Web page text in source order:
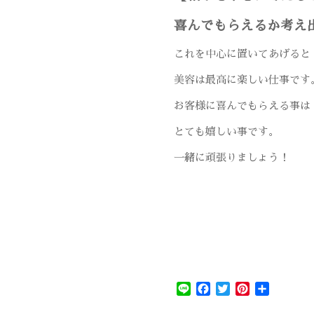
喜んでもらえるか考え
これを中心に置いてあげると
美容は最高に楽しい仕事です
お客様に喜んでもらえる事は
とても嬉しい事です。
一緒に頑張りましょう！
Line Facebook
TwitterPinterest